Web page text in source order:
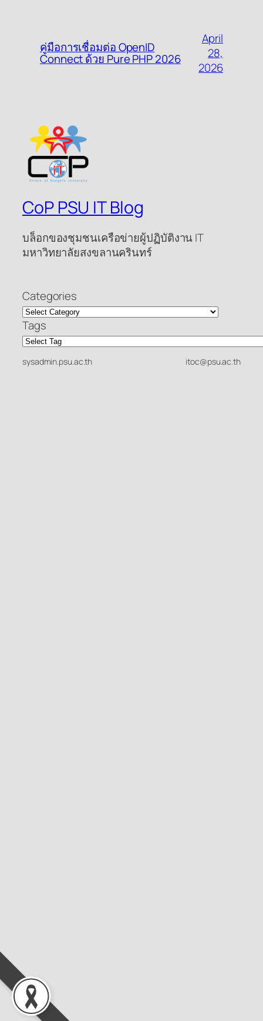
คู่มือการเชื่อมต่อ OpenID
Connect ด้วย Pure PHP 2026
April
28,
2026
CoP PSU IT Blog
บล็อกของชุมชนเครือข่ายผู้ปฏิบัติงาน IT
มหาวิทยาลัยสงขลานครินทร์
Categories
Tags
sysadmin.psu.ac.th itoc@psu.ac.th